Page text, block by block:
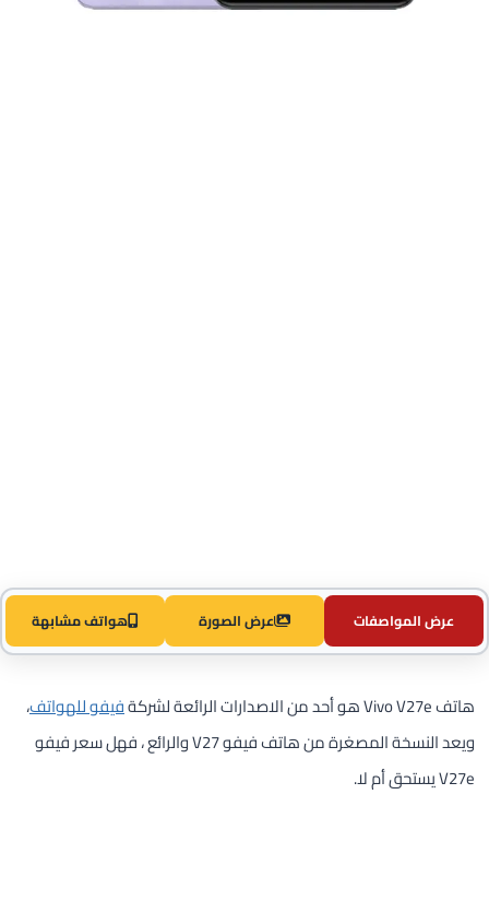
عرض المواصفات عرض الصورة هواتف مشابهة
هاتف Vivo V27e هو أحد من الاصدارات الرائعة لشركة فيفو للهواتف،
ويعد النسخة المصغرة من هاتف فيفو V27 والرائع ، فهل سعر فيفو
V27e يستحق أم لا.